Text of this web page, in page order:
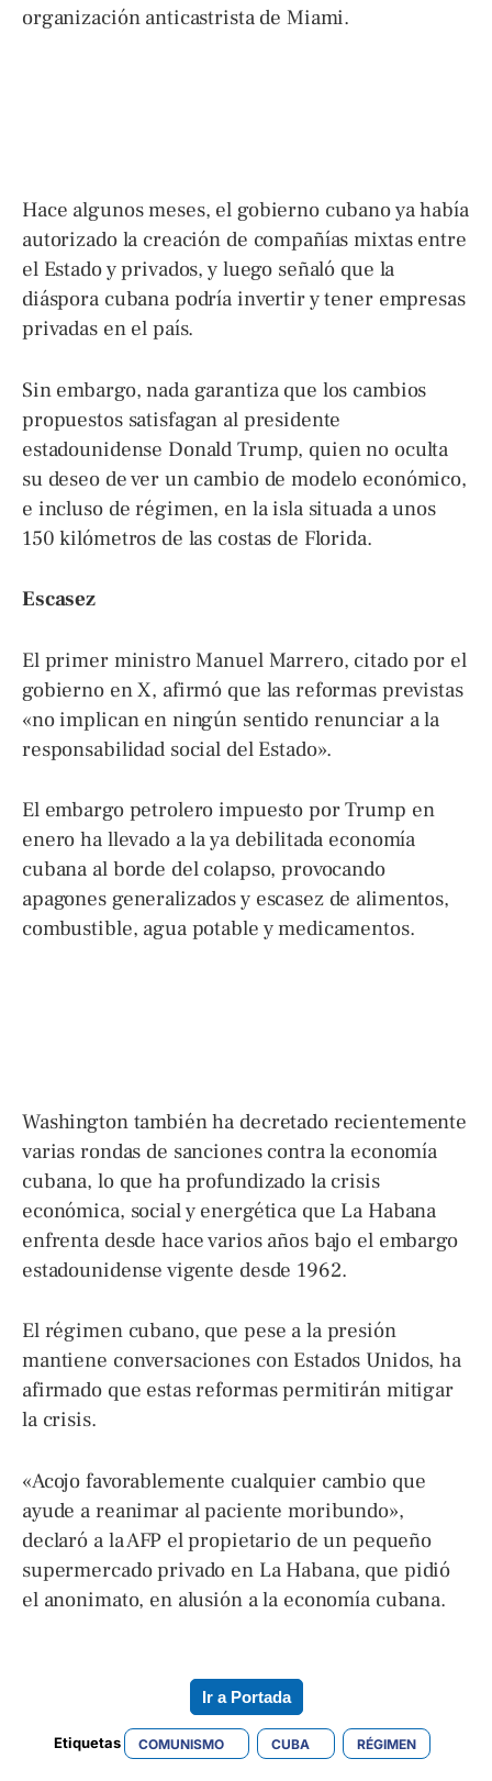
organización anticastrista de Miami.
Hace algunos meses, el gobierno cubano ya había
autorizado la creación de compañías mixtas entre
el Estado y privados, y luego señaló que la
diáspora cubana podría invertir y tener empresas
privadas en el país.
Sin embargo, nada garantiza que los cambios
propuestos satisfagan al presidente
estadounidense Donald Trump, quien no oculta
su deseo de ver un cambio de modelo económico,
e incluso de régimen, en la isla situada a unos
150 kilómetros de las costas de Florida.
Escasez
El primer ministro Manuel Marrero, citado por el
gobierno en X, afirmó que las reformas previstas
«no implican en ningún sentido renunciar a la
responsabilidad social del Estado».
El embargo petrolero impuesto por Trump en
enero ha llevado a la ya debilitada economía
cubana al borde del colapso, provocando
apagones generalizados y escasez de alimentos,
combustible, agua potable y medicamentos.
Washington también ha decretado recientemente
varias rondas de sanciones contra la economía
cubana, lo que ha profundizado la crisis
económica, social y energética que La Habana
enfrenta desde hace varios años bajo el embargo
estadounidense vigente desde 1962.
El régimen cubano, que pese a la presión
mantiene conversaciones con Estados Unidos, ha
afirmado que estas reformas permitirán mitigar
la crisis.
«Acojo favorablemente cualquier cambio que
ayude a reanimar al paciente moribundo»,
declaró a la AFP el propietario de un pequeño
supermercado privado en La Habana, que pidió
el anonimato, en alusión a la economía cubana.
Ir a Portada
Etiquetas COMUNISMO CUBA RÉGIMEN